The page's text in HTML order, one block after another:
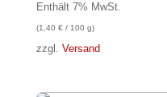
Enthält 7% MwSt.
(1,40 €/ 100 g)
zzgl. Versand